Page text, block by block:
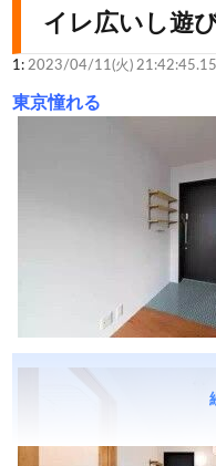
イレ広いし遊
1: 2023/04/11(火) 21:42:45.15
東京憧れる